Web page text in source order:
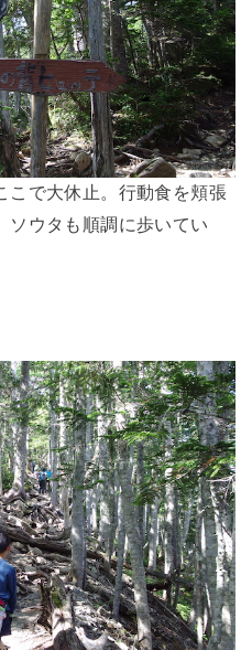
こで大休止。行動食を頬張
ソウタも順調に歩いてい